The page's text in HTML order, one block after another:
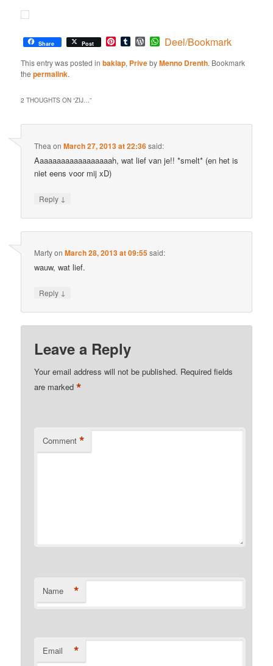
Share Post Pinterest
TumblrWordPress
WhatsApp
Deel/Bookmark
This entry was posted inbaklap, PrivebyMenno Drenth. Bookmark
thepermalink.
2 THOUGHTS ON “ZIJ…”
Thea onMarch 27, 2013 at 22:36said:
Aaaaaaaaaaaaaaaaaah, wat lief van je!! *smelt* (en het is
niet eens voor mij xD)
Reply ↓
MartyonMarch 28, 2013 at 09:55said:
wauw, wat lief.
Reply ↓
Leave a Reply
Your email address will not be published. Required fields
are marked*
Comment *
Name *
Email *